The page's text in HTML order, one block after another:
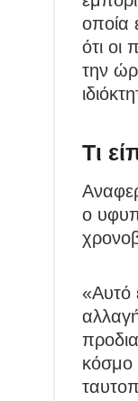
οποία
ότι οι
την
Τι
ο
«Αυτό
κόσμο